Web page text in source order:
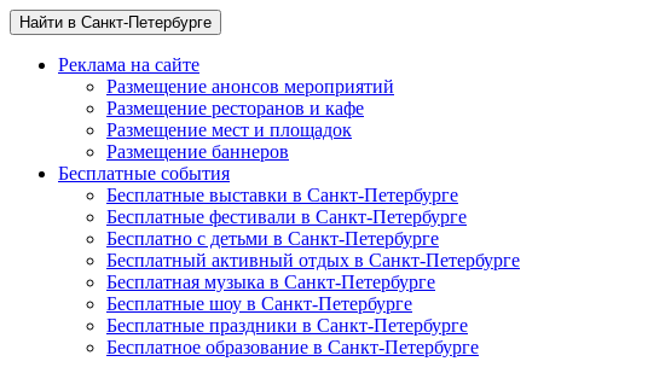
Найти в Санкт-Петербурге
Реклама на сайте
Размещение анонсов мероприятий
Размещение ресторанов и кафе
Размещение мест и площадок
Размещение баннеров
Бесплатные события
Бесплатные выставки в Санкт-Петербурге
Бесплатные фестивали в Санкт-Петербурге
Бесплатно с детьми в Санкт-Петербурге
Бесплатный активный отдых в Санкт-Петербурге
Бесплатная музыка в Санкт-Петербурге
Бесплатные шоу в Санкт-Петербурге
Бесплатные праздники в Санкт-Петербурге
Бесплатное образование в Санкт-Петербурге